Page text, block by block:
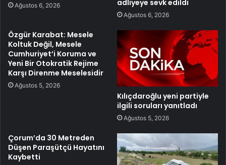
Ağustos 6, 2026
adliyeye sevk edildi
Ağustos 6, 2026
Özgür Karabat: Mesele
Koltuk Değil, Mesele
Cumhuriyet’i Koruma ve
Yeni Bir Otokratik Rejime
Karşı Direnme Meselesidir
Ağustos 5, 2026
Kılıçdaroğlu yeni partiyle
ilgili soruları yanıtladı
Ağustos 5, 2026
Çorum’da 30 Metreden
Düşen Paraşütçü Hayatını
Kaybetti